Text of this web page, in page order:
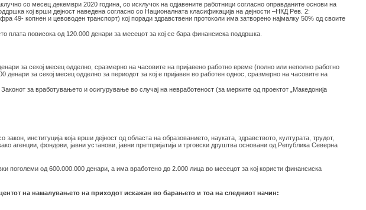
со месец декември 2020 година, со исклучок на одјавените работници согласно оправданите основи на
кој врши дејност наведена согласно со Националната класификација на дејности –НКД Рев. 2:
49- копнен и цевоводен транспорт) кој поради здравствени протоколи има затворено најмалку 50% од своите
плата повисока од 120.000 денари за месецот за кој се бара финансиска поддршка.
за секој месец одделно, сразмерно на часовите на пријавено работно време (полно или неполно работно
за секој месец одделно за периодот за кој е пријавен во работен однос, сразмерно на часовите на
за вработувањето и осигурување во случај на невработеност (за мерките од проектот „Македонија
институција која врши дејност од областа на образованието, науката, здравството, културата, трудот,
агенции, фондови, јавни установи, јавни претпријатија и трговски друштва основани од Република Северна
поголеми од 600.000.000 денари, а има вработено до 2.000 лица во месецот за кој користи финансиска
на намалувањето на приходот искажан во барањето и тоа на следниот начин: